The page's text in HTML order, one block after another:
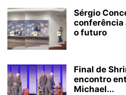
Sérgio
conferência
o futuro
Final de
encontro
Michael...